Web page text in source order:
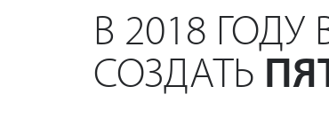
В 2018
СОЗДАТЬ